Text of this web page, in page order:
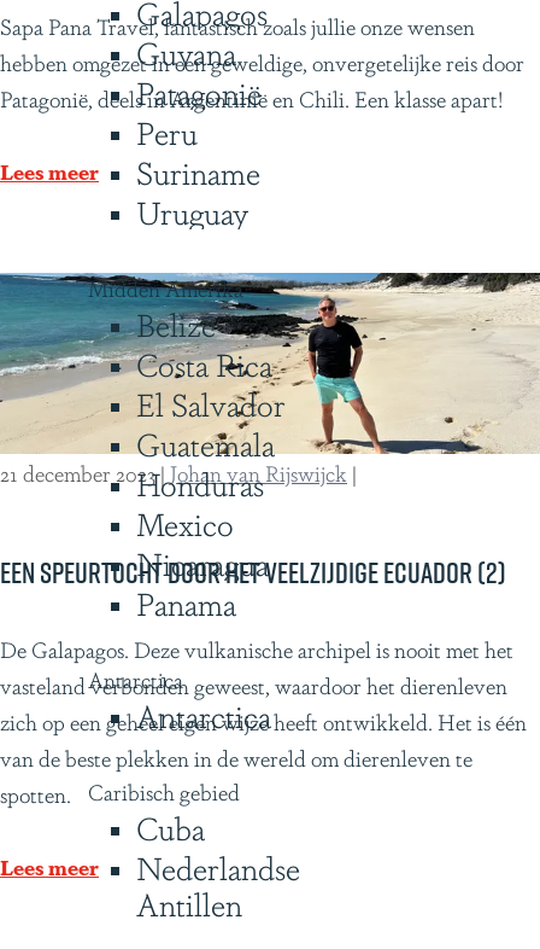
Galapagos
Guyana
Patagonië
Peru
Suriname
Uruguay
Midden Amerika
Belize
Costa Rica
El Salvador
Guatemala
Honduras
Mexico
Nicaragua
Panama
Antarctica
Antarctica
Caribisch gebied
Cuba
Nederlandse
Antillen
O
n
v
r
t
l
i
k
e
s
a
Sapa Pana Travel, fantastisch zoals jullie onze wensen
hebben omgezet in een geweldige, onvergetelijke reis door
Patagonië, deels in Argentinië en Chili. Een klasse apart!
Lees meer
Een speurtocht door het veelzijdige Ecuador (2)
21 december 2023|Johan van Rijswijck |
E
e
n
s
p
u
De Galapagos. Deze vulkanische archipel is nooit met het
vasteland verbonden geweest, waardoor het dierenleven
zich op een geheel eigen wijze heeft ontwikkeld. Het is één
van de beste plekken in de wereld om dierenleven te
spotten.
Lees meer